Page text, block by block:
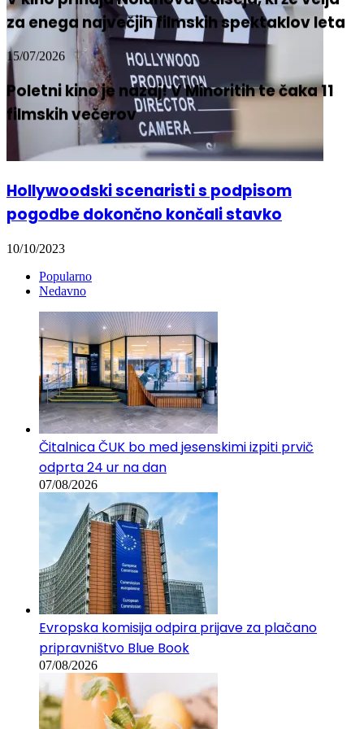
za enega največjih filmskih spektaklov leta
15/07/2026
Poletni kino je nazaj! V Minoritih te čaka 11
filmskih večerov
Hollywoodski scenaristi s podpisom
pogodbe dokončno končali stavko
10/10/2023
Popularno
Nedavno
Čitalnica ČUK bo med jesenskimi izpiti prvič
odprta 24 ur na dan
07/08/2026
Evropska komisija odpira prijave za plačano
pripravništvo Blue Book
07/08/2026